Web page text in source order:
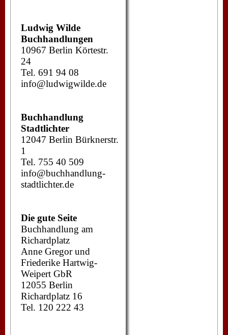
Ludwig Wilde
Buchhandlungen
10967 Berlin Körtestr.
24
Tel. 691 94 08
info@ludwigwilde.de
Buchhandlung
Stadtlichter
12047 Berlin Bürknerstr.
1
Tel. 755 40 509
info@buchhandlung-
stadtlichter.de
Die gute Seite
Buchhandlung am
Richardplatz
Anne Gregor und
Friederike Hartwig-
Weipert GbR
12055 Berlin
Richardplatz 16
Tel. 120 222 43